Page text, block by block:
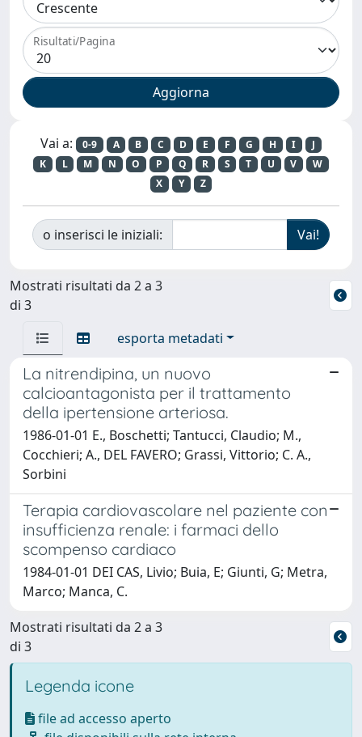
Risultati/Pagina
Vai a: 0-9 A B C D E F G H I
J
K
L M N O P Q R S T U V
W
X
Y Z
o inserisci le iniziali:
Mostrati risultati da 2 a 3
di 3
esporta metadati
La nitrendipina, un nuovo
calcioantagonista per il trattamento
della ipertensione arteriosa.
1986-01-01 E., Boschetti; Tantucci, Claudio; M.,
Cocchieri; A., DEL FAVERO; Grassi, Vittorio; C. A.,
Sorbini
Terapia cardiovascolare nel paziente con
insufficienza renale: i farmaci dello
scompenso cardiaco
1984-01-01 DEI CAS, Livio; Buia, E; Giunti, G; Metra,
Marco; Manca, C.
Mostrati risultati da 2 a 3
di 3
Legenda icone
file ad accesso aperto